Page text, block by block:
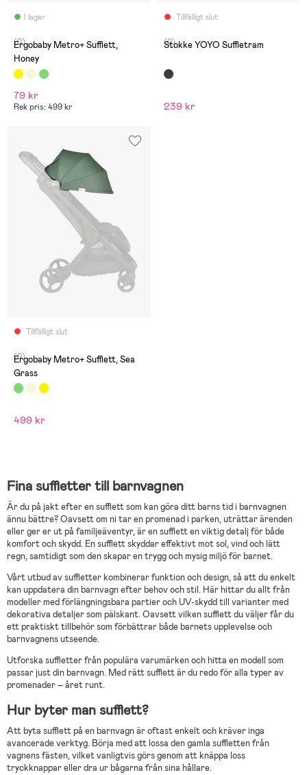
I lager
(0)
Ergobaby Metro+ Sufflett,
Honey
79 kr
Rek pris: 499 kr
Tillfälligt slut
(0)
Stokke YOYO Suffletram
239 kr
Tillfälligt slut
(0)
Ergobaby Metro+ Sufflett, Sea
Grass
499 kr
Fina suffletter till barnvagnen
Är du på jakt efter en sufflett som kan göra ditt barns tid i barnvagnen
ännu bättre? Oavsett om ni tar en promenad i parken, uträttar ärenden
eller ger er ut på familjeäventyr, är en sufflett en viktig detalj för både
komfort och skydd. En sufflett skyddar effektivt mot sol, vind och lätt
regn, samtidigt som den skapar en trygg och mysig miljö för barnet.
Vårt utbud av suffletter kombinerar funktion och design, så att du enkelt
kan uppdatera din barnvagn efter behov och stil. Här hittar du allt från
modeller med förlängningsbara partier och UV-skydd till varianter med
dekorativa detaljer som pälskant. Oavsett vilken sufflett du väljer får du
ett praktiskt tillbehör som förbättrar både barnets upplevelse och
barnvagnens utseende.
Utforska suffletter från populära varumärken och hitta en modell som
passar just din barnvagn. Med rätt sufflett är du redo för alla typer av
promenader – året runt.
Hur byter man sufflett?
Att byta sufflett på en barnvagn är oftast enkelt och kräver inga
avancerade verktyg. Börja med att lossa den gamla suffletten från
vagnens fästen, vilket vanligtvis görs genom att knäppa loss
tryckknappar eller dra ur bågarna från sina hållare.